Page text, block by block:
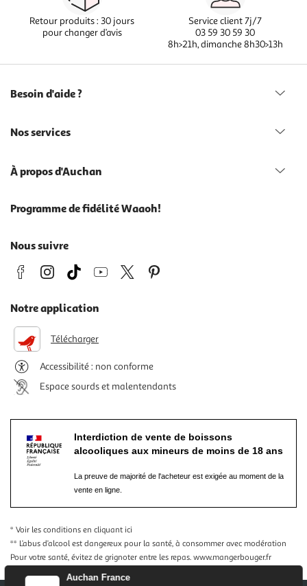
Auchan France
Retour produits : 30 jours
pour changer d’avis
Service client 7j/7
03 59 30 59 30
8h>21h, dimanche 8h30>13h
Besoin d'aide ?
Nos services
À propos d'Auchan
Programme de fidélité Waaoh!
Nous suivre
Notre application
Télécharger
Accessibilité : non conforme
Espace sourds et malentendants
Interdiction de vente de boissons
alcooliques aux mineurs de moins de 18 ans
La preuve de majorité de l'acheteur est exigée au moment de la
vente en ligne.
* Voir les conditions en cliquant ici
** L’abus d’alcool est dangereux pour la santé, à consommer avec modération
Pour votre santé, évitez de grignoter entre les repas. www.mangerbouger.fr